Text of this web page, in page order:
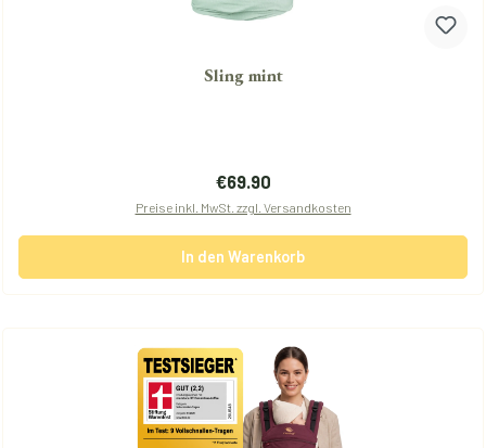
Sling mint
Regulärer Preis:
€69.90
Preise inkl. MwSt. zzgl. Versandkosten
In den Warenkorb